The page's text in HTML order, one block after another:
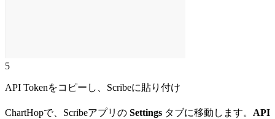
5
API Tokenをコピーし、Scribeに貼り付け
ChartHopで、Scribeアプリの Settings タブに移動します。 API